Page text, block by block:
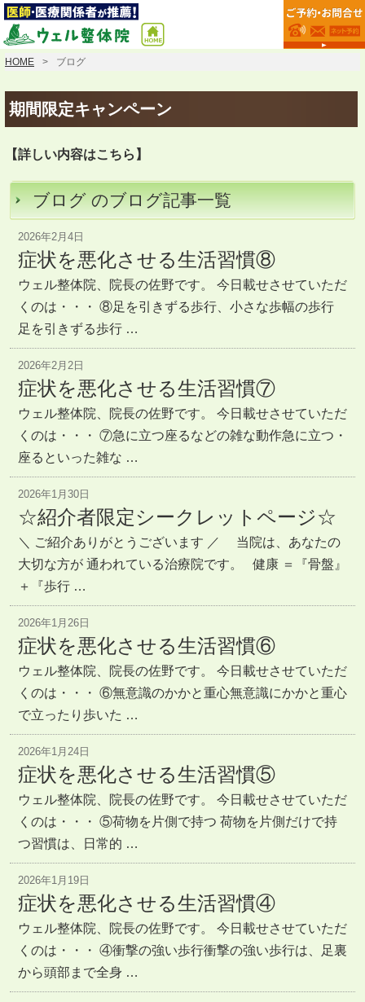
HOME ブログ
期間限定キャンペーン
【詳しい内容はこちら】
ブログ のブログ記事一覧
2026年2月4日
症状を悪化させる生活習慣⑧
ウェル整体院、院長の佐野です。 今日載せさせていただ
くのは・・・ ⑧足を引きずる歩行、小さな歩幅の歩行
足を引きずる歩行 …
2026年2月2日
症状を悪化させる生活習慣⑦
ウェル整体院、院長の佐野です。 今日載せさせていただ
くのは・・・ ⑦急に立つ座るなどの雑な動作急に立つ・
座るといった雑な …
2026年1月30日
☆紹介者限定シークレットページ☆
＼ ご紹介ありがとうございます ／ 当院は、あなたの
大切な方が 通われている治療院です。 健康 ＝『骨盤』
＋『歩行 …
2026年1月26日
症状を悪化させる生活習慣⑥
ウェル整体院、院長の佐野です。 今日載せさせていただ
くのは・・・ ⑥無意識のかかと重心無意識にかかと重心
で立ったり歩いた …
2026年1月24日
症状を悪化させる生活習慣⑤
ウェル整体院、院長の佐野です。 今日載せさせていただ
くのは・・・ ⑤荷物を片側で持つ 荷物を片側だけで持
つ習慣は、日常的 …
2026年1月19日
症状を悪化させる生活習慣④
ウェル整体院、院長の佐野です。 今日載せさせていただ
くのは・・・ ④衝撃の強い歩行衝撃の強い歩行は、足裏
から頭部まで全身 …